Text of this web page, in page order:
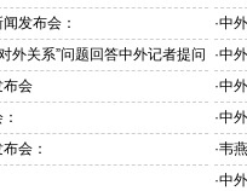
发布会： ·中
外关系”问题回答中外记者提问 ·中
布会 ·中
·中
会： ·韦
·中